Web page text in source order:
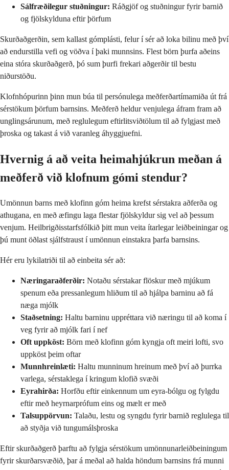
Sálfræðilegur stuðningur: Ráðgjöf og stuðningur fyrir barnið
og fjölskylduna eftir þörfum
Skurðaðgerðin, sem kallast gómplásti, felur í sér að loka bilinu með því
að endurstilla vefi og vöðva í þaki munnsins. Flest börn þurfa aðeins
eina stóra skurðaðgerð, þó sum þurfi frekari aðgerðir til bestu
niðurstöðu.
Klofnhópurinn þinn mun búa til persónulega meðferðartímamiða út frá
sérstökum þörfum barnsins. Meðferð heldur venjulega áfram fram að
unglingsárunum, með reglulegum eftirlitsviðtölum til að fylgjast með
þroska og takast á við varanleg áhyggjuefni.
Hvernig á að veita heimahjúkrun meðan á
meðferð við klofnum gómi stendur?
Umönnun barns með klofinn góm heima krefst sérstakra aðferða og
athugana, en með æfingu laga flestar fjölskyldur sig vel að þessum
venjum. Heilbrigðisstarfsfólkið þitt mun veita ítarlegar leiðbeiningar og
þú munt öðlast sjálfstraust í umönnun einstakra þarfa barnsins.
Hér eru lykilatriði til að einbeita sér að:
Næringaraðferðir: Notaðu sérstakar flöskur með mjúkum
spenum eða pressanlegum hliðum til að hjálpa barninu að fá
næga mjólk
Staðsetning: Haltu barninu uppréttara við næringu til að koma í
veg fyrir að mjólk fari í nef
Oft uppköst: Börn með klofinn góm kyngja oft meiri lofti, svo
uppköst þeim oftar
Munnhreinlæti: Haltu munninum hreinum með því að þurrka
varlega, sérstaklega í kringum klofið svæði
Eyrahirða: Horfðu eftir einkennum um eyra-bólgu og fylgdu
eftir með heyrnarprófum eins og mælt er með
Talsuppörvun: Talaðu, lestu og syngdu fyrir barnið reglulega til
að styðja við tungumálsþroska
Eftir skurðaðgerð þarftu að fylgja sérstökum umönnunarleiðbeiningum
fyrir skurðarsvæðið, þar á meðal að halda höndum barnsins frá munni